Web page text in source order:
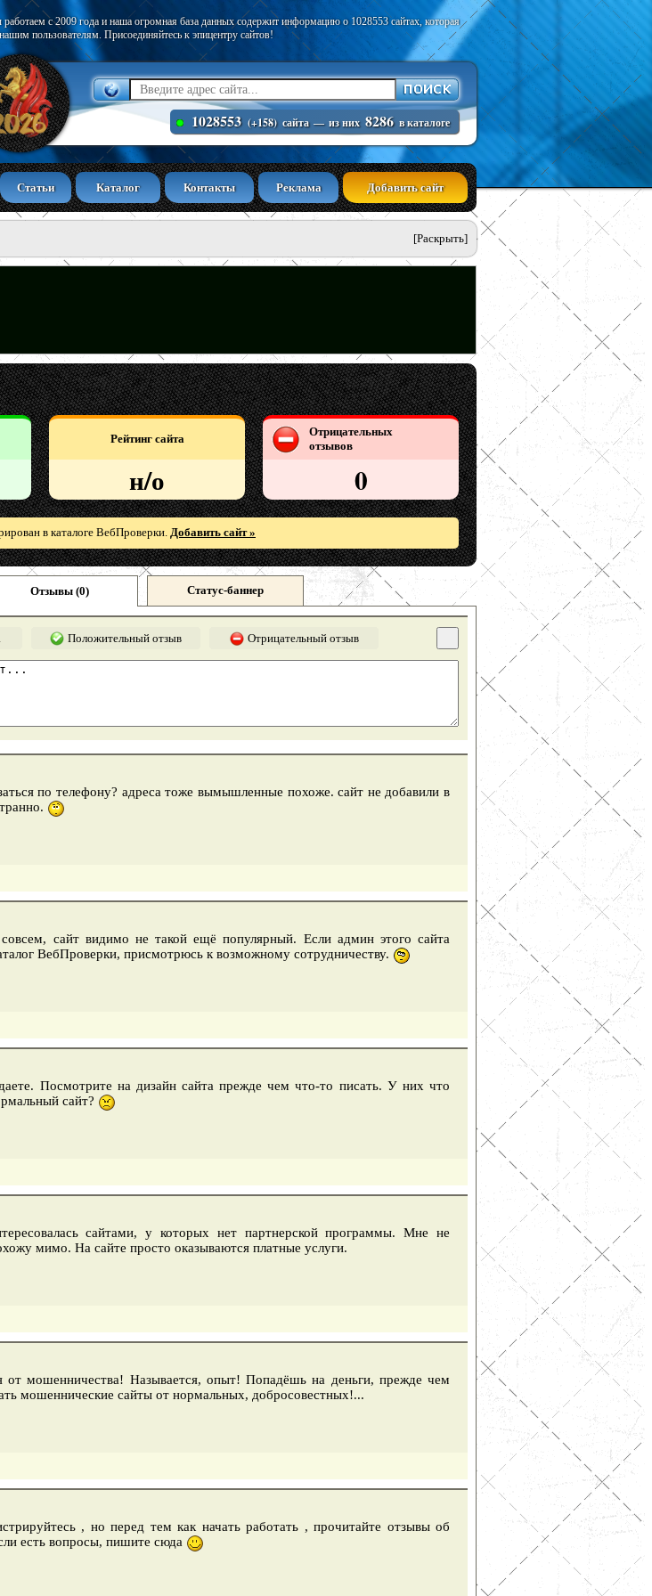
с 2009 года и наша огромная база данных содержит информацию о 1028553 сайтах, которая
пользователям. Присоединяйтесь к эпицентру сайтов!
1028553 (+158) сайта — из них 8286 в каталоге
Статьи Каталог Контакты Реклама Добавить сайт
[Раскрыть]
Рейтинг сайта
н/о
Отрицательных
отзывов
0
в каталоге ВебПроверки. Добавить сайт »
Отзывы (0) Статус-баннер
Положительный отзыв Отрицательный отзыв
по телефону? адреса тоже вымышленные похоже. сайт не добавили в
сайт видимо не такой ещё популярный. Если админ этого сайта
ВебПроверки, присмотрюсь к возможному сотрудничеству.
Посмотрите на дизайн сайта прежде чем что-то писать. У них что
сайт?
сайтами, у которых нет партнерской программы. Мне не
мимо. На сайте просто оказываются платные услуги.
от мошенничества! Называется, опыт! Попадёшь на деньги, прежде чем
мошеннические сайты от нормальных, добросовестных!...
, но перед тем как начать работать , прочитайте отзывы об
есть вопросы, пишите сюда